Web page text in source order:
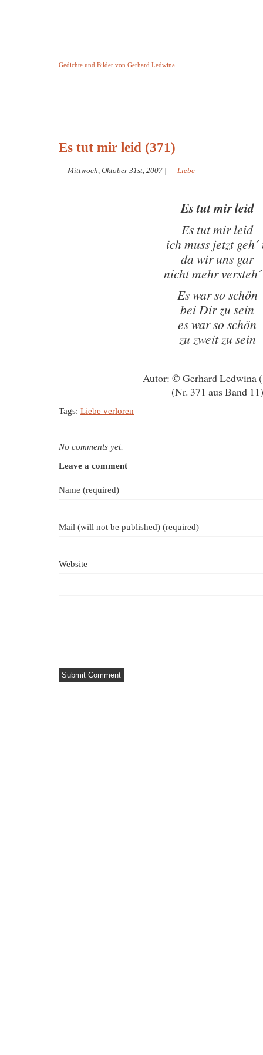
Gedichte und Bilder von Gerhard Ledwina
Es tut mir leid (371)
Mittwoch, Oktober 31st, 2007 | Liebe
Es tut mir leid
Es tut mir leid
ich muss jetzt geh´
da wir uns gar
nicht mehr
Es war so schön
bei Dir zu sein
es war so schön
zu zweit zu sein
Autor: © Gerhard Ledwina
(Nr. 371 aus Band 11)
Tags: Liebe verloren
No comments yet.
Leave a comment
Name (required)
Mail (will not be published) (required)
Website